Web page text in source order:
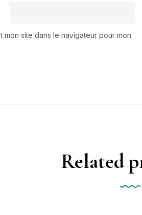
mon site dans le navigateur pour mon
Related